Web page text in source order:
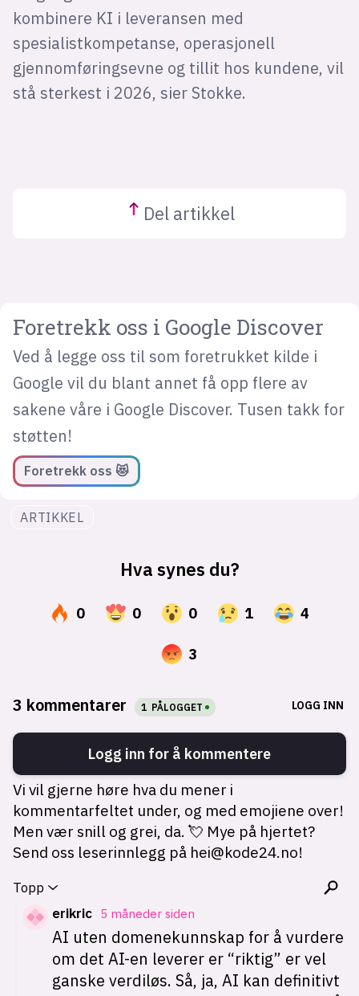
kombinere KI i leveransen med
spesialistkompetanse, operasjonell
gjennomføringsevne og tillit hos kundene, vil
stå sterkest i 2026, sier Stokke.
Del artikkel
Foretrekk oss i Google Discover
Ved å legge oss til som foretrukket kilde i
Google vil du blant annet få opp flere av
sakene våre i Google Discover. Tusen takk for
støtten!
Foretrekk oss 😻
ARTIKKEL